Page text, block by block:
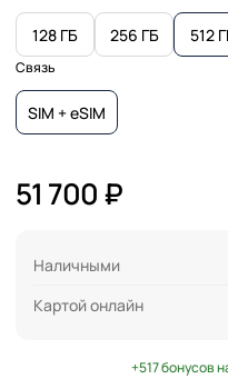
128 ГБ 256 ГБ 512
Связь
SIM + eSIM
51 700 ₽
Наличными
Картой онлайн
+517 бонусов